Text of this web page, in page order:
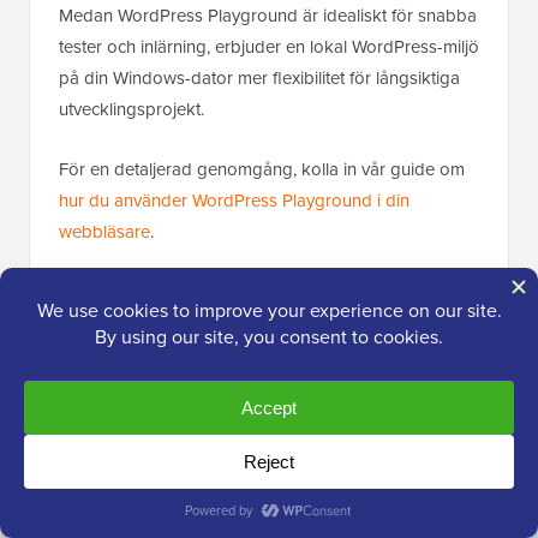
Medan WordPress Playground är idealiskt för snabba
tester och inlärning, erbjuder en lokal WordPress-miljö
på din Windows-dator mer flexibilitet för långsiktiga
utvecklingsprojekt.
För en detaljerad genomgång, kolla in vår guide om
hur du använder WordPress Playground i din
webbläsare.
Windows-dator, vad nu?
Nu när du har WordPress på din dator, här är några
Lär dig grundläggande
för att använda din webbplats bättre.